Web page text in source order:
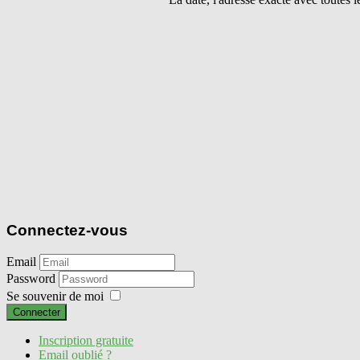
Connectez-vous
Email
Password
Se souvenir de moi
Connecter
Inscription gratuite
Email oublié ?